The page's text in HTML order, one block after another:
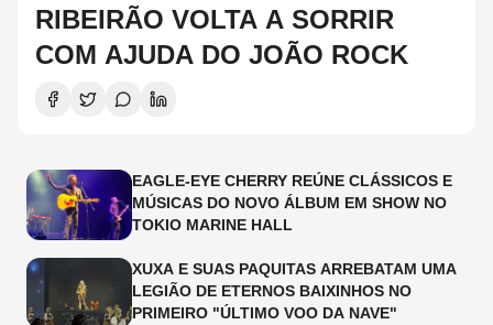
RIBEIRÃO VOLTA A SORRIR
COM AJUDA DO JOÃO ROCK
EAGLE-EYE CHERRY REÚNE CLÁSSICOS E
MÚSICAS DO NOVO ÁLBUM EM SHOW NO
TOKIO MARINE HALL
XUXA E SUAS PAQUITAS ARREBATAM UMA
LEGIÃO DE ETERNOS BAIXINHOS NO
PRIMEIRO "ÚLTIMO VOO DA NAVE"